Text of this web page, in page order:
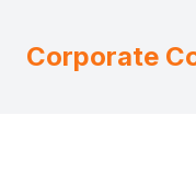
Corporate